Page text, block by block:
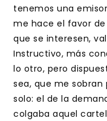
tenemos una
me hace el favor
que se interesen,
Instructivo, más
lo otro, pero
sea, que me
solo: el de la
colgaba aquel